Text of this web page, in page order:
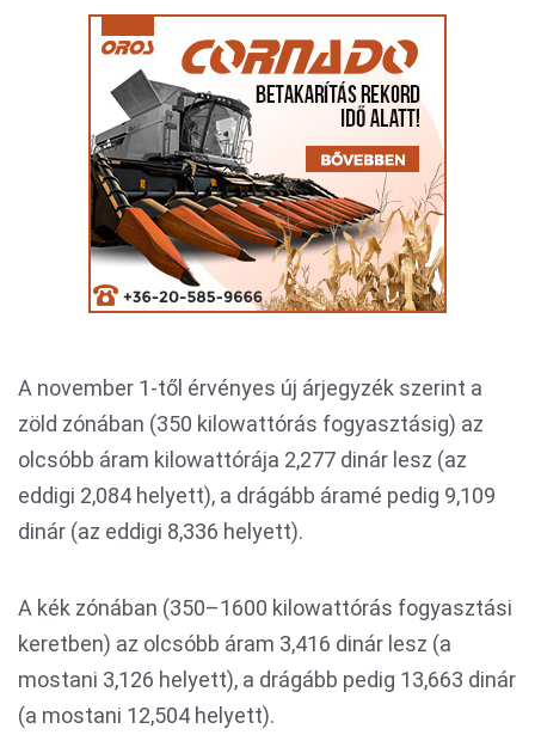
A november 1-től érvényes új árjegyzék szerint a
zöld zónában (350 kilowattórás fogyasztásig) az
olcsóbb áram kilowattórája 2,277 dinár lesz (az
eddigi 2,084 helyett), a drágább áramé pedig 9,109
dinár (az eddigi 8,336 helyett).
A kék zónában (350–1600 kilowattórás fogyasztási
keretben) az olcsóbb áram 3,416 dinár lesz (a
mostani 3,126 helyett), a drágább pedig 13,663 dinár
(a mostani 12,504 helyett).